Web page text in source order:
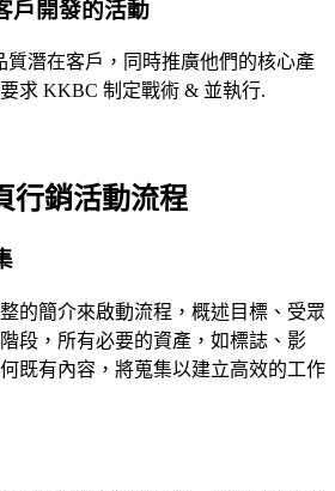
戶開發的活動
質潛在客戶，同時推廣他們的核心產
求 KKBC 制定戰術 & 並執行.
行銷活動流程
的簡介來啟動流程，概述目標、受眾
段，所有必要的資產，如標誌、影
既有內容，將蒐集以建立高效的工作